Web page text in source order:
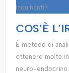
inquinanti).
COS’È
È metodo di
ottenere molte
neuro-endocrino